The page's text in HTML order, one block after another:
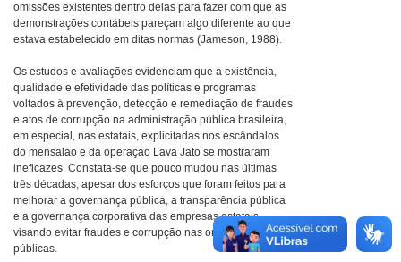
omissões existentes dentro delas para fazer com que as
demonstrações contábeis pareçam algo diferente ao que
estava estabelecido em ditas normas (Jameson, 1988).
Os estudos e avaliações evidenciam que a existência,
qualidade e efetividade das políticas e programas
voltados à prevenção, detecção e remediação de fraudes
e atos de corrupção na administração pública brasileira,
em especial, nas estatais, explicitadas nos escândalos
do mensalão e da operação Lava Jato se mostraram
ineficazes. Constata-se que pouco mudou nas últimas
três décadas, apesar dos esforços que foram feitos para
melhorar a governança pública, a transparência pública
e a governança corporativa das empresas estatais,
visando evitar fraudes e corrupção nas organizações
públicas.